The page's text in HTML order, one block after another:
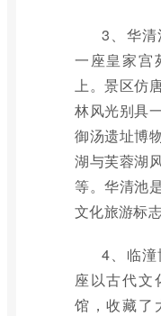
3、华
一座皇家宫
上。景区仿
林风光别具
御汤遗址博
湖与芙蓉湖
等。华清池
文化旅游标
4、临
座以古代文
馆，收藏了